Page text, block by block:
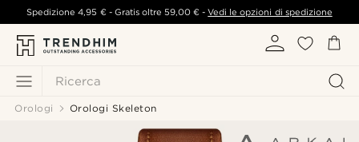
Ricerca
Spedizione4,95 €- Gratis oltre 59,00 € -Vedi le opzioni di spedizione
Orologi Orologi Skeleton